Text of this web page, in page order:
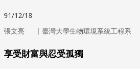
91/12/18
張文亮 ｜ 臺灣大學生物環境系統工程系
享受財富與忍受孤獨